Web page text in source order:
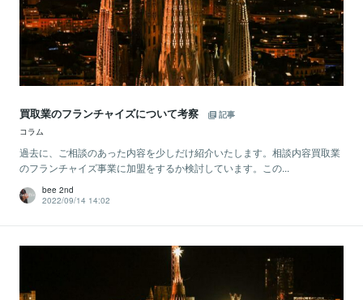
買取業のフランチャイズについて考察
記事
コラム
過去に、ご相談のあった内容を少しだけ紹介いたします。相談内容買取業
のフランチャイズ事業に加盟をするか検討しています。この...
bee 2nd
2022/09/14 14:02